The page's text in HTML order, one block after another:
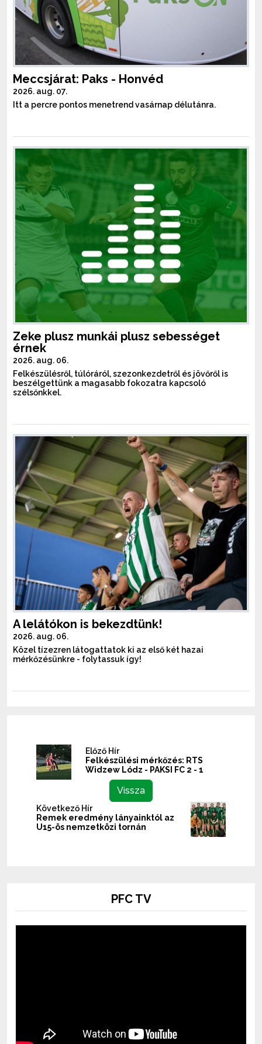
Meccsjárat: Paks - Honvéd
2026. aug. 07.
Itt a percre pontos menetrend vasárnap délutánra.
Zeke plusz munkái plusz sebességet
érnek
2026. aug. 06.
Felkészülésről, túlóráról, szezonkezdetről és jövőről is
beszélgettünk a magasabb fokozatra kapcsoló
szélsőnkkel.
A lelátókon is bekezdtünk!
2026. aug. 06.
Közel tízezren látogattatok ki az első két hazai
mérkőzésünkre - folytassuk így!
Előző Hír
Felkészülési mérkőzés: RTS
Widzew Lódz - PAKSI FC 2 - 1
Vissza
Következő Hír
Remek eredmény lányainktól az
U15-ös nemzetközi tornán
PFC TV